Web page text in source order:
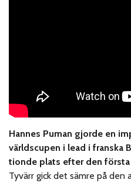
Hannes Puman gjorde en
världscupen i lead i franska
tionde plats efter den första
Tyvärr gick det sämre på den